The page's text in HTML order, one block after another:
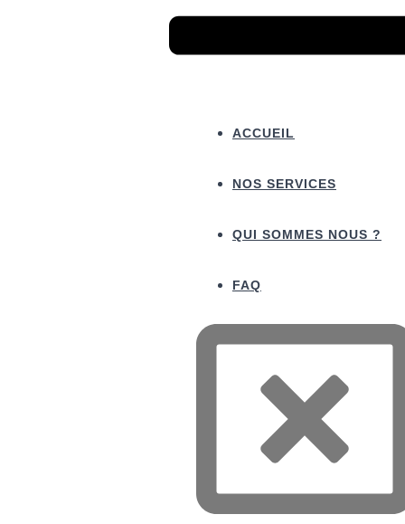
ACCUEIL
NOS SERVICES
QUI SOMMES NOUS ?
FAQ